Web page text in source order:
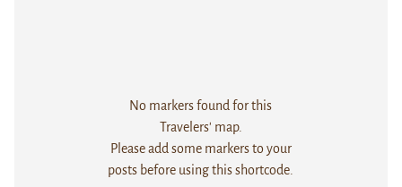
No markers found for this
Travelers' map.
Please add some markers to your
posts before using this shortcode.